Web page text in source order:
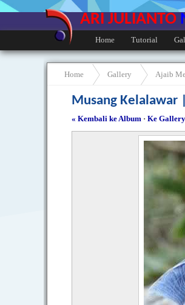
ARI JULIANTO
Home
Tutorial
Home Gallery Ajaib
Musang
« Kembali ke Album · Ke Gallery